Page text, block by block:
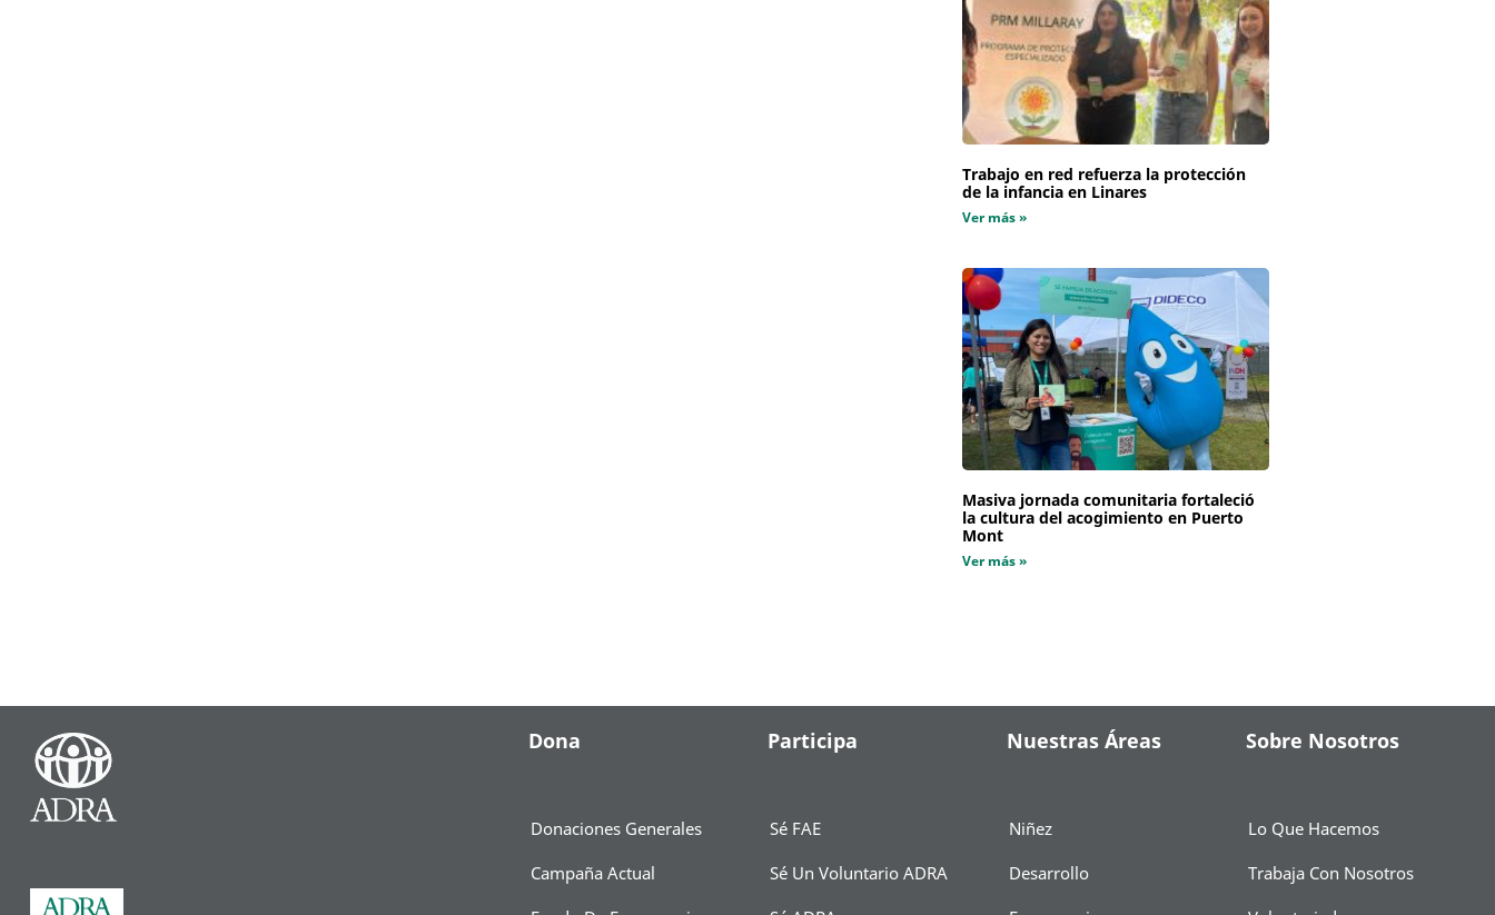
Trabajo en red refuerza la protección
de la infancia en Linares
Ver más »
Masiva jornada comunitaria fortaleció
la cultura del acogimiento en Puerto
Mont
Ver más »
Dona
Donaciones Generales
Campaña Actual
Participa
Sé FAE
Sé Un Voluntario ADRA
Nuestras Áreas
Niñez
Desarrollo
Sobre Nosotros
Lo Que Hacemos
Trabaja Con Nosotros